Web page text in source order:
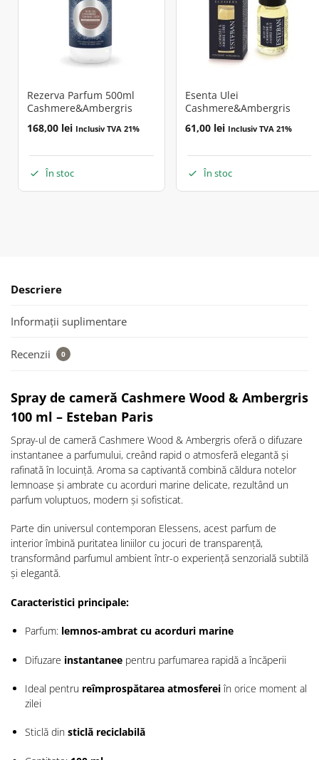
Rezerva Parfum 500ml
Cashmere&Ambergris
168,00 lei Inclusiv TVA 21%
În stoc
Esenta Ulei
Cashmere&Ambergris
61,00 lei Inclusiv TVA 21%
În stoc
Descriere
Informații suplimentare
Recenzii 0
Spray de cameră Cashmere Wood & Ambergris
100 ml – Esteban Paris
Spray-ul de cameră Cashmere Wood & Ambergris oferă o difuzare
instantanee a parfumului, creând rapid o atmosferă elegantă și
rafinată în locuință. Aroma sa captivantă combină căldura notelor
lemnoase și ambrate cu acorduri marine delicate, rezultând un
parfum voluptuos, modern și sofisticat.
Parte din universul contemporan Elessens, acest parfum de
interior îmbină puritatea liniilor cu jocuri de transparență,
transformând parfumul ambient într-o experiență senzorială subtilă
și elegantă.
Caracteristici principale:
Parfum: lemnos-ambrat cu acorduri marine
Difuzare instantanee pentru parfumarea rapidă a încăperii
Ideal pentru reîmprospătarea atmosfereiîn orice moment al
zilei
Sticlă din sticlă reciclabilă